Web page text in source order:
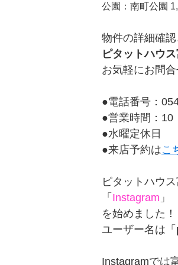
公園：南町公園
物件の詳細確
ピタットハウ
お気軽にお問
●電話番号：
●営業時間：10
●水曜定休日
●来店予約はこ
ピタットハウ
「 Instagram 」
を始めました！
ユーザー名は「
Instagramでは